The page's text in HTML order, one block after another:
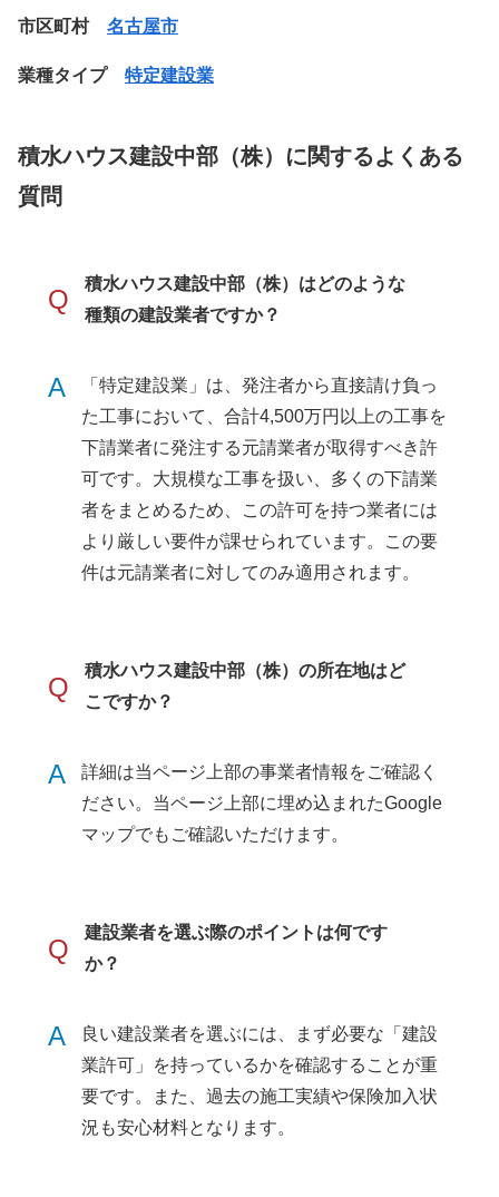
市区町村 名古屋市
業種タイプ 特定建設業
積水ハウス建設中部（株）に関するよくある
質問
Q
積水ハウス建設中部（株）はどのような
種類の建設業者ですか？
A
「特定建設業」は、発注者から直接請け負っ
た工事において、合計4,500万円以上の工事を
下請業者に発注する元請業者が取得すべき許
可です。大規模な工事を扱い、多くの下請業
者をまとめるため、この許可を持つ業者には
より厳しい要件が課せられています。この要
件は元請業者に対してのみ適用されます。
Q
積水ハウス建設中部（株）の所在地はど
こですか？
A
詳細は当ページ上部の事業者情報をご確認く
ださい。当ページ上部に埋め込まれたGoogle
マップでもご確認いただけます。
Q
建設業者を選ぶ際のポイントは何です
か？
A
良い建設業者を選ぶには、まず必要な「建設
業許可」を持っているかを確認することが重
要です。また、過去の施工実績や保険加入状
況も安心材料となります。